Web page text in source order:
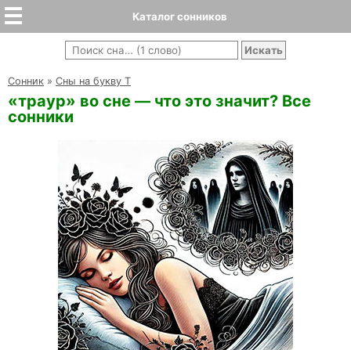
Каталог сонников
Cонник » Сны на букву Т
«траур» во сне — что это значит? Все
сонники